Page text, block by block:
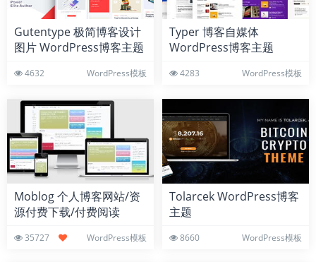
Gutentype 极简博客设计
图片 WordPress博客主题
4632 WordPress模板
Typer 博客自媒体
WordPress博客主题
4283 WordPress模板
Moblog 个人博客网站/资
源付费下载/付费阅读
35727 WordPress模板
Tolarcek WordPress博客
主题
8660 WordPress模板